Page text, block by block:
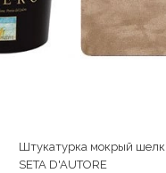
Штукатурка мокрый шелк
SETA D'AUTORE